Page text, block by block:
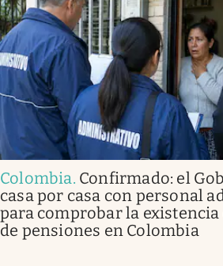
Colombia. Confirmado: el
casa por casa con personal
para comprobar la
de pensiones en Colombia